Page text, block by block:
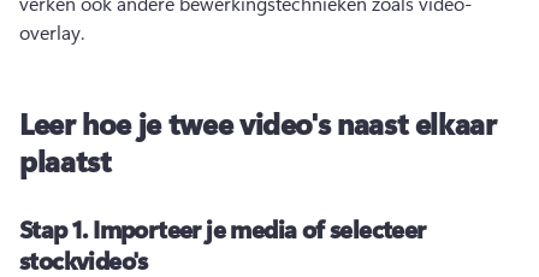
overlay.
Leer hoe je twee video's naast elkaar
plaatst
Stap 1.Importeer je media of selecteer
stockvideo's